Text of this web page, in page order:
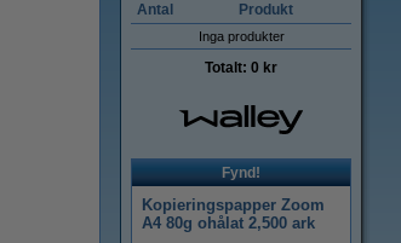
Antal Produkt
Inga produkter
Totalt: 0 kr
Fynd!
Kopieringspapper Zoom
A4 80g ohålat 2,500 ark